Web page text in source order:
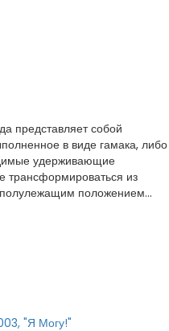
представляет собой
в виде гамака, либо
удерживающие
трансформироваться из
положением...